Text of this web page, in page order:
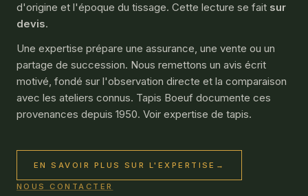
d'origine et l'époque du tissage. Cette lecture se fait sur
devis.
Une expertise prépare une assurance, une vente ou un
partage de succession. Nous remettons un avis écrit
motivé, fondé sur l'observation directe et la comparaison
avec les ateliers connus. Tapis Boeuf documente ces
provenances depuis 1950. Voir expertise de tapis.
EN SAVOIR PLUS SUR L'EXPERTISE →
NOUS CONTACTER